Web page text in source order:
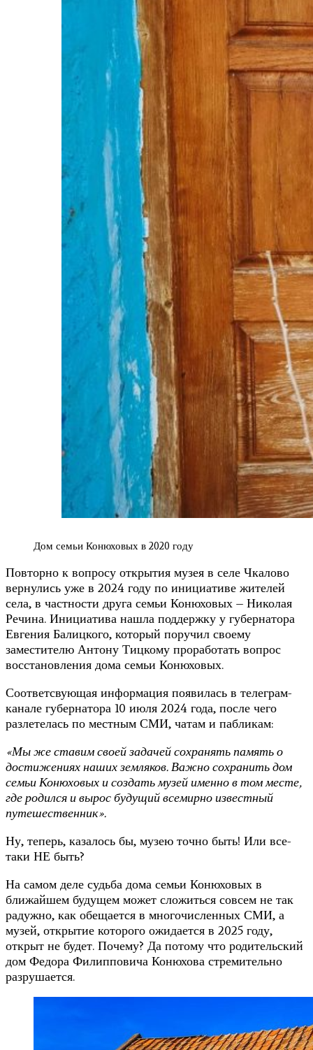
Дом семьи Конюховых в 2020 году
Повторно к вопросу открытия музея в селе Чкалово
вернулись уже в 2024 году по инициативе жителей
села, в частности друга семьи Конюховых – Николая
Речина. Инициатива нашла поддержку у губернатора
Евгения Балицкого, который поручил своему
заместителю Антону Тицкому проработать вопрос
восстановления дома семьи Конюховых.
Соответсвующая информация появилась в телеграм-
канале губернатора 10 июля 2024 года, после чего
разлетелась по местным СМИ, чатам и пабликам:
«Мы же ставим своей задачей сохранять память о
достижениях наших земляков. Важно сохранить дом
семьи Конюховых и создать музей именно в том месте,
где родился и вырос будущий всемирно известный
путешественник».
Ну, теперь, казалось бы, музею точно быть! Или все-
таки НЕ быть?
На самом деле судьба дома семьи Конюховых в
ближайшем будущем может сложиться совсем не так
радужно, как обещается в многочисленных СМИ, а
музей, открытие которого ожидается в 2025 году,
открыт не будет. Почему? Да потому что родительский
дом Федора Филипповича Конюхова стремительно
разрушается.